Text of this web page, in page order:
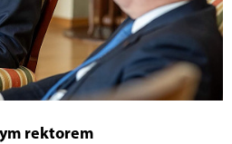
rektorem